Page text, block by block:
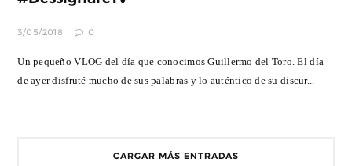
3/05/2018 0
Un pequeño VLOG del día que conocimos Guillermo del Toro. El día
de ayer disfruté mucho de sus palabras y lo auténtico de su discur...
CARGAR MÁS ENTRADAS